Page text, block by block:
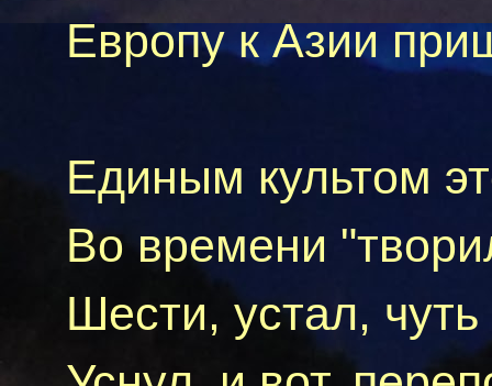
Европу к Азии
Единым культом
Во времени
Шести, устал,